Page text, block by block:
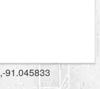
91.045833